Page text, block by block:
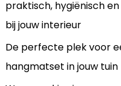
praktisch, hygiënisch
bij jouw interieur
De perfecte plek voor
hangmatset in jouw tuin